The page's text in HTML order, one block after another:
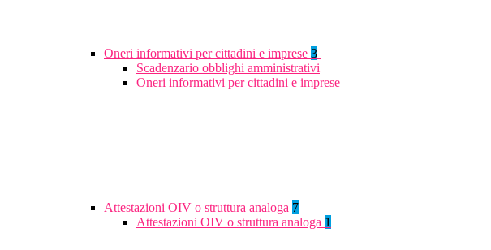
Oneri informativi per cittadini e imprese 3
Scadenzario obblighi amministrativi
Oneri informativi per cittadini e imprese
Attestazioni OIV o struttura analoga 7
Attestazioni OIV o struttura analoga 1